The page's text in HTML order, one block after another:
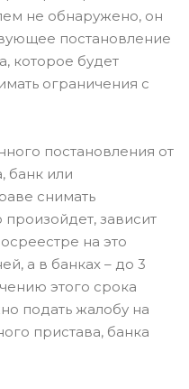
не обнаружено, он
постановление
которое будет
ограничения с
постановления от
банк или
снимать
зависит
на это
а в банках – до 3
этого срока
подать жалобу на
пристава, банка